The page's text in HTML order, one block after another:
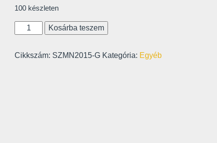
100 készleten
Gyermek
mennyiség
Kosárba teszem
Cikkszám: SZMN2015-G Kategória: Egyéb